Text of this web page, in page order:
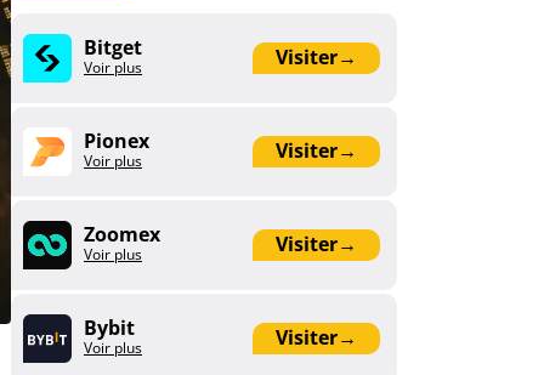
Bitget Visiter→
Voir plus
Pionex Visiter→
Voir plus
Zoomex Visiter→
Voir plus
Bybit Visiter→
Voir plus